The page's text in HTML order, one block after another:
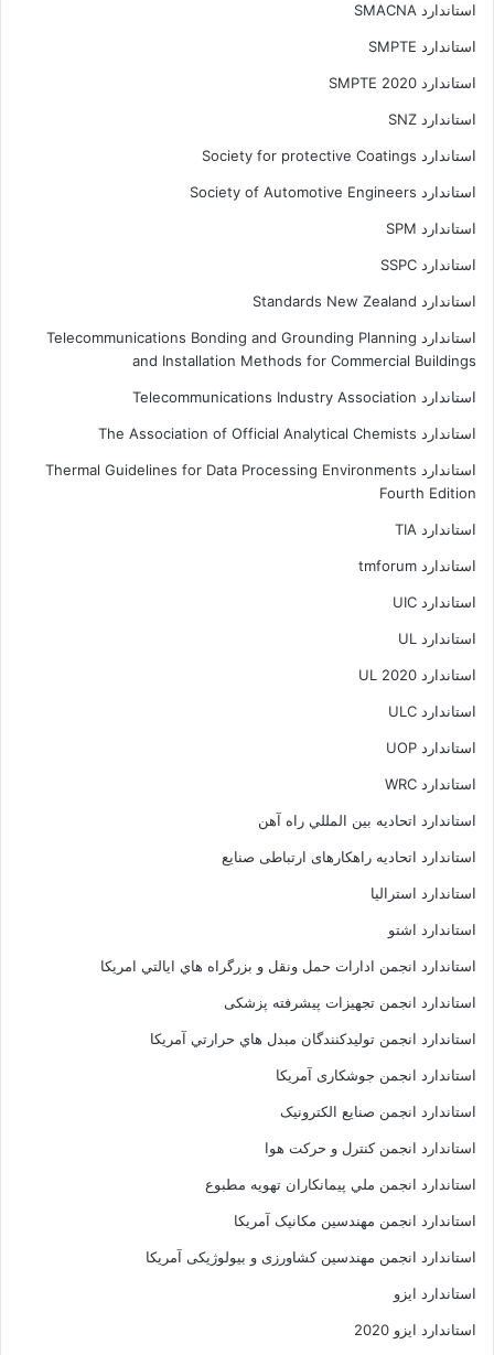
استاندارد SMACNA
استاندارد SMPTE
استاندارد SMPTE 2020
استاندارد SNZ
استاندارد Society for protective Coatings
استاندارد Society of Automotive Engineers
استاندارد SPM
استاندارد SSPC
استاندارد Standards New Zealand
استاندارد Telecommunications Bonding and Grounding Planning
and Installation Methods for Commercial Buildings
استاندارد Telecommunications Industry Association
استاندارد The Association of Official Analytical Chemists
استاندارد Thermal Guidelines for Data Processing Environments
Fourth Edition
استاندارد TIA
استاندارد tmforum
استاندارد UIC
استاندارد UL
استاندارد UL 2020
استاندارد ULC
استاندارد UOP
استاندارد WRC
استاندارد اتحاديه بين المللي راه آهن
استاندارد اتحادیه راهکارهای ارتباطی صنایع
استاندارد استرالیا
استاندارد اشتو
استاندارد انجمن ادارات حمل ونقل و بزرگراه هاي ايالتي امريکا
استاندارد انجمن تجهیزات پیشرفته پزشکی
استاندارد انجمن توليدکنندگان مبدل هاي حرارتي آمريکا
استاندارد انجمن جوشکاری آمریکا
استاندارد انجمن صنايع الکترونيک
استاندارد انجمن کنترل و حرکت هوا
استاندارد انجمن ملي پيمانکاران تهويه مطبوع
استاندارد انجمن مهندسين مکانيک آمريکا
استاندارد انجمن مهندسین کشاورزی و بیولوژیکی آمریکا
استاندارد ایزو
استاندارد ایزو 2020